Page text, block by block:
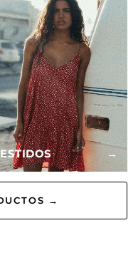
→
→